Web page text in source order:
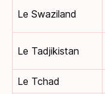
Le Swaziland
Le Tadjikistan
Le Tchad